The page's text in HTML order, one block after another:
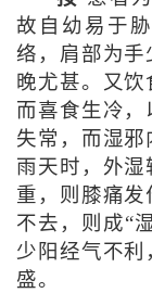
故自幼易于
络，肩部为手
晚尤甚。又饮
而喜食生冷
失常，而湿邪
雨天时，外湿
重，则膝痛
不去，则成“
少阳经气不利
盛。